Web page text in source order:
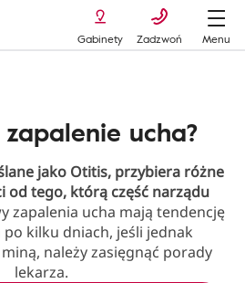
Gabinety Zadzwoń
Menu
ucha?
jako Otitis, przybiera różne
od tego, którą część narządu
zapalenia ucha mają tendencję
kilku dniach, jeśli jednak
należy zasięgnąć porady
lekarza.